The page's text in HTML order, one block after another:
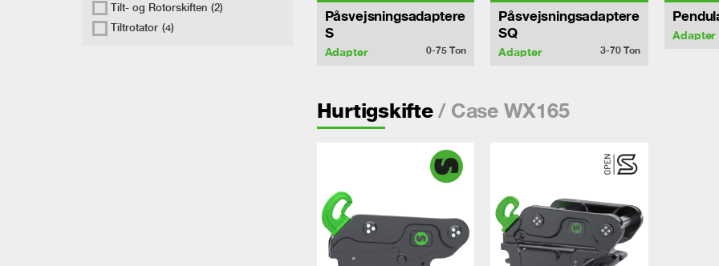
Tilt- og Rotorskiften (2)
Tiltrotator (4)
Påsvejsningsadaptere
S
Adapter 0-75Ton
Påsvejsningsadaptere
SQ
Adapter 3-70Ton
Adapter
Hurtigskifte/ Case WX165